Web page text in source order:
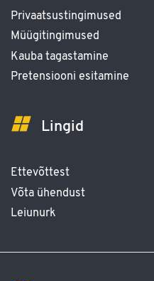
Privaatsustingimused
Müügitingimused
Kauba tagastamine
Pretensiooni esitamine
Lingid
Ettevõttest
Võta ühendust
Leiunurk